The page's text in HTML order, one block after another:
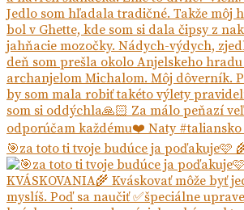
🎯za toto ti tvoje budúce ja poďakuje🩷